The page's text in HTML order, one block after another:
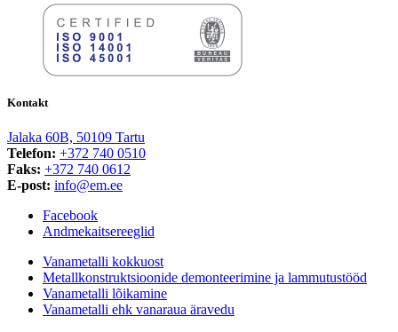
Kontakt
Jalaka 60B, 50109 Tartu
Telefon: +372 740 0510
Faks: +372 740 0612
E-post: info@em.ee
Facebook
Andmekaitsereeglid
Vanametalli kokkuost
Metallkonstruktsioonide demonteerimine ja lammutustööd
Vanametalli lõikamine
Vanametalli ehk vanaraua äravedu